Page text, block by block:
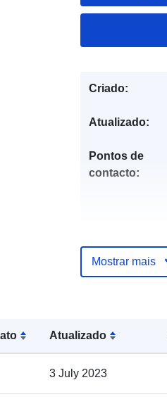
Atualizado
3 July 2023
Criado:
Atualizado:
Pontos de
contacto:
Espacial:
Mostrar mais